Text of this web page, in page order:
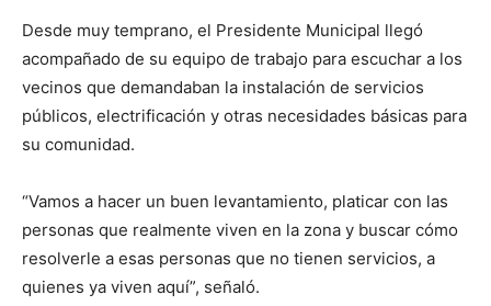
Desde muy temprano, el Presidente Municipal llegó
acompañado de su equipo de trabajo para escuchar a los
vecinos que demandaban la instalación de servicios
públicos, electrificación y otras necesidades básicas para
su comunidad.
“Vamos a hacer un buen levantamiento, platicar con las
personas que realmente viven en la zona y buscar cómo
resolverle a esas personas que no tienen servicios, a
quienes ya viven aquí”, señaló.